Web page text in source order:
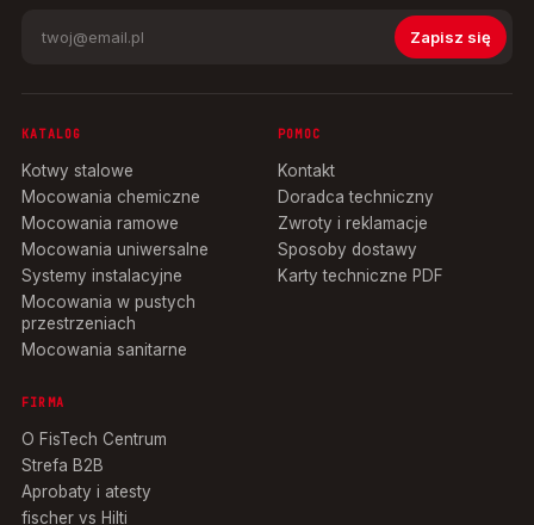
Zapisz się
KATALOG
Kotwy stalowe
Mocowania chemiczne
Mocowania ramowe
Mocowania uniwersalne
Systemy instalacyjne
Mocowania w pustych
przestrzeniach
Mocowania sanitarne
POMOC
Kontakt
Doradca techniczny
Zwroty i reklamacje
Sposoby dostawy
Karty techniczne PDF
FIRMA
O FisTech Centrum
Strefa B2B
Aprobaty i atesty
fischer vs Hilti